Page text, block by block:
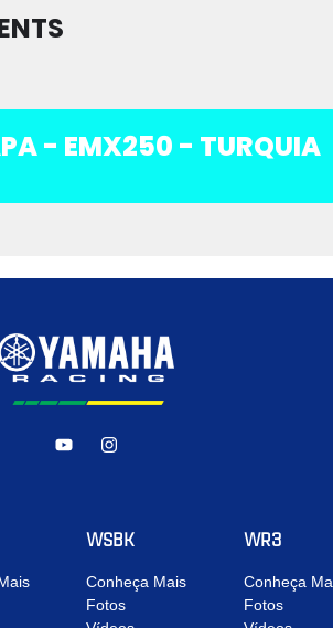
- EMX250 - TURQUIA
WSBK
Conheça Mais
Fotos
WR3
Conheça
Fotos